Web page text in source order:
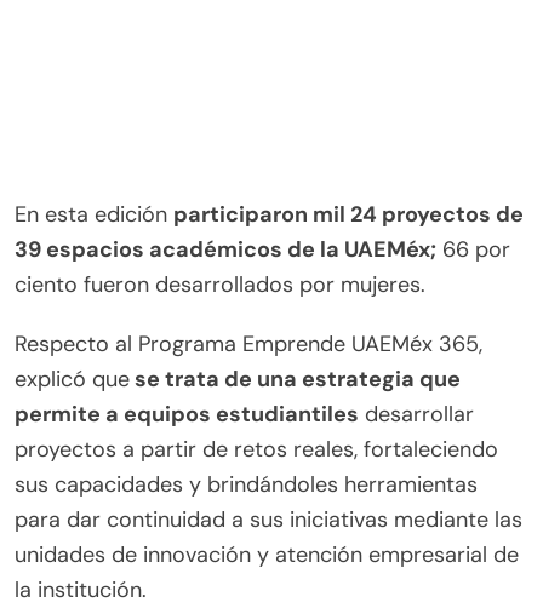
En esta edición participaron mil 24 proyectos de
39 espacios académicos de la UAEMéx; 66 por
ciento fueron desarrollados por mujeres.
Respecto al Programa Emprende UAEMéx 365,
explicó quese trata de una estrategia que
permite a equipos estudiantiles desarrollar
proyectos a partir de retos reales, fortaleciendo
sus capacidades y brindándoles herramientas
para dar continuidad a sus iniciativas mediante las
unidades de innovación y atención empresarial de
la institución.